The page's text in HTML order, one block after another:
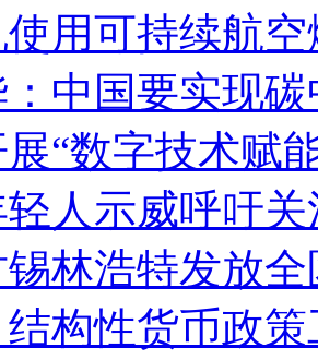
用可持续航
中国要实现
“数字技术赋
人示威呼吁
锡林浩特发放
构性货币政